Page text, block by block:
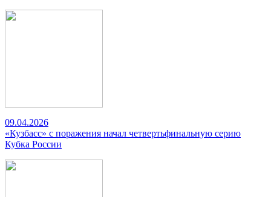
09.04.2026
«Кузбасс» с поражения начал четвертьфинальную серию
Кубка России